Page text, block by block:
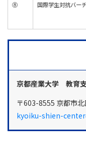
⑧ 国際学生対抗バー
京都産業大学 教育
〒603-8555 京都市
kyoiku-shien-